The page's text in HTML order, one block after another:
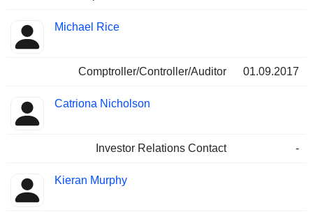
Michael Rice
Comptroller/Controller/Auditor 01.09.2017
Catriona Nicholson
Investor Relations Contact -
Kieran Murphy